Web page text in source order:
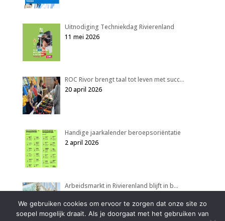
Uitnodiging Techniekdag Rivierenland
11 mei 2026
ROC Rivor brengt taal tot leven met succ…
20 april 2026
Handige jaarkalender beroepsoriëntatie
2 april 2026
Arbeidsmarkt in Rivierenland blijft in b…
We gebruiken cookies om ervoor te zorgen dat onze site zo
soepel mogelijk draait. Als je doorgaat met het gebruiken van